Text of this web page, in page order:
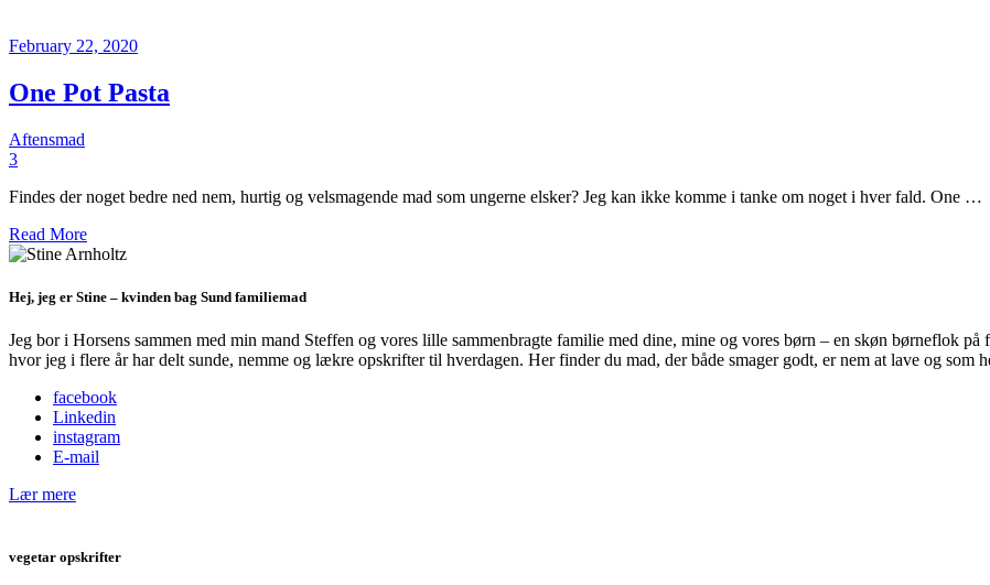
February 22, 2020
One Pot Pasta
Aftensmad
3
Findes der noget bedre ned nem, hurtig og velsmagende mad som ungerne elsker? Jeg kan ikke komme i tanke om noget i hver fald. One …
Read More
Hej, jeg er Stine – kvinden bag Sund familiemad
Jeg bor i Horsens sammen med min mand Steffen og vores lille sammenbragte familie med dine, mine og vores børn – en skøn børneflok
hvor jeg i flere år har delt sunde, nemme og lækre opskrifter til hverdagen. Her finder du mad, der både smager godt, er nem at lave og som
facebook
Linkedin
instagram
E-mail
Lær mere
vegetar opskrifter